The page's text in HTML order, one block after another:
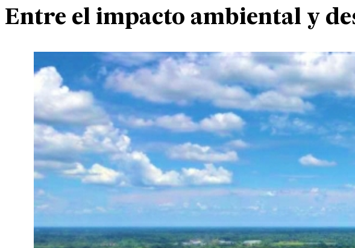
Entre el impacto ambiental y